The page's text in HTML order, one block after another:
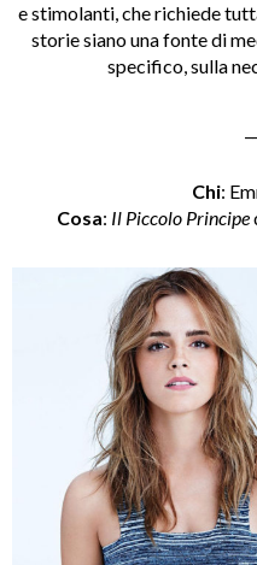
e stimolanti, che richiede
storie siano una fonte di
specifico, sulla
Chi:
Cosa: Il Piccolo Principe